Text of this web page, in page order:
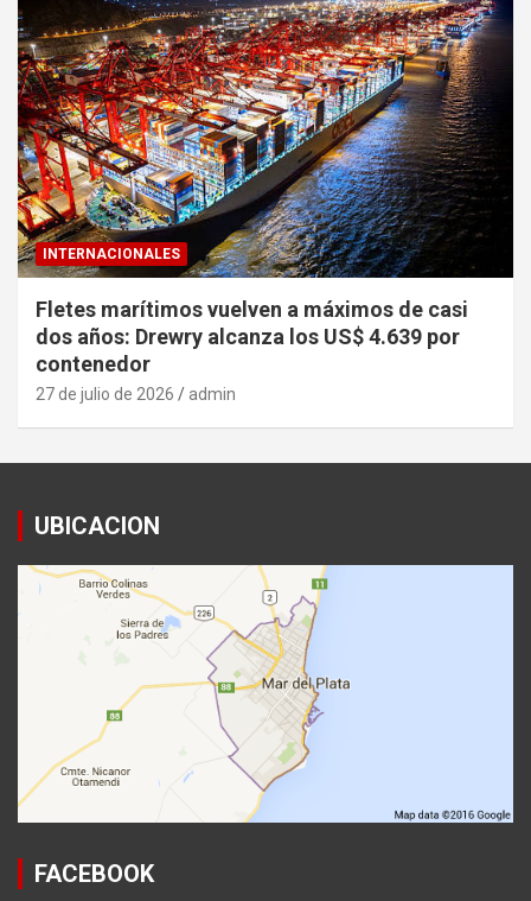
INTERNACIONALES
Fletes marítimos vuelven a máximos de casi
dos años: Drewry alcanza los US$ 4.639 por
contenedor
27 de julio de 2026 admin
UBICACION
FACEBOOK